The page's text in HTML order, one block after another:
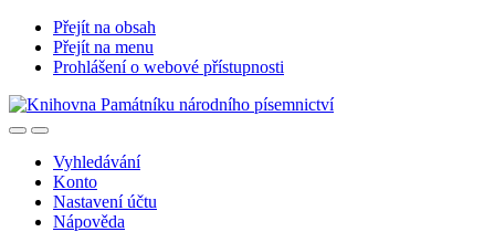
Přejít na obsah
Přejít na menu
Prohlášení o webové přístupnosti
Vyhledávání
Konto
Nastavení účtu
Nápověda